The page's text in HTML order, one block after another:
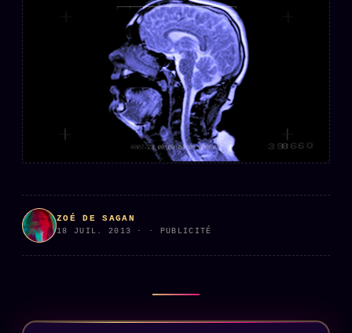
L'ARCHIVE
✉ INSCRIPTION À LA NEWSLETTER
Rubriques éditoriales10 088 articles
TENDANCES
ZOÉ DE SAGAN
18 JUIL. 2013 · · PUBLICITÉ